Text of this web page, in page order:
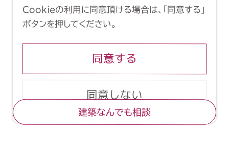
建築なんでも相談
Cookieの利用に同意頂ける場合は、「同意する」
ボタンを押してください。
同意する
同意しない